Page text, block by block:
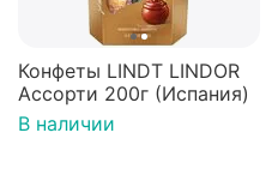
Конфеты LINDT LINDOR
Ассорти 200г (Испания)
В наличии